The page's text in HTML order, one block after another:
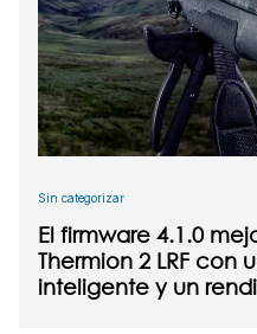
Sin categorizar
El firmware 4.1.0
Thermion 2 LRF con
inteligente y un